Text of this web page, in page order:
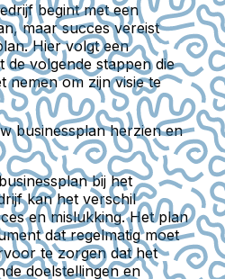
begint met een
maar succes vereist
Hier volgt een
de volgende stappen die
nemen om zijn visie te
businessplan herzien en
bij het
kan het verschil
en mislukking. Het plan
dat regelmatig moet
te zorgen dat het
doelstellingen en